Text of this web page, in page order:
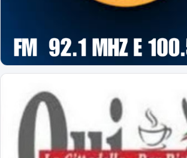
Primavera: il calendario completo
Novara: ecco gli orari delle prime 8 giornate
esordio ad Alessandria il 22 agosto alle 18
per l'amichevole del 5 agosto 2026
Al via il ritiro ligure: Bogliasco prossima tappa!
Sampdoria-Novara; sabato pomeriggio in diretta TV